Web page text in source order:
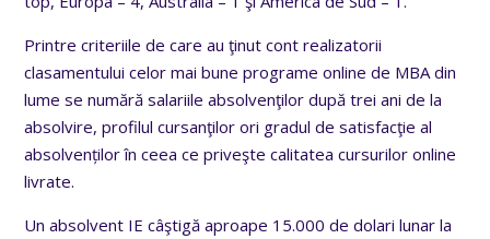
Printre criteriile de care au ţinut cont realizatorii
clasamentului celor mai bune programe online de MBA din
lume se numără salariile absolvenţilor după trei ani de la
absolvire, profilul cursanţilor ori gradul de satisfacţie al
absolvenților în ceea ce priveşte calitatea cursurilor online
livrate.
Un absolvent IE câştigă aproape 15.000 de dolari lunar la